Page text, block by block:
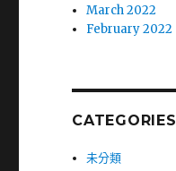
March 2022
February 2022
CATEGORIES
未分類